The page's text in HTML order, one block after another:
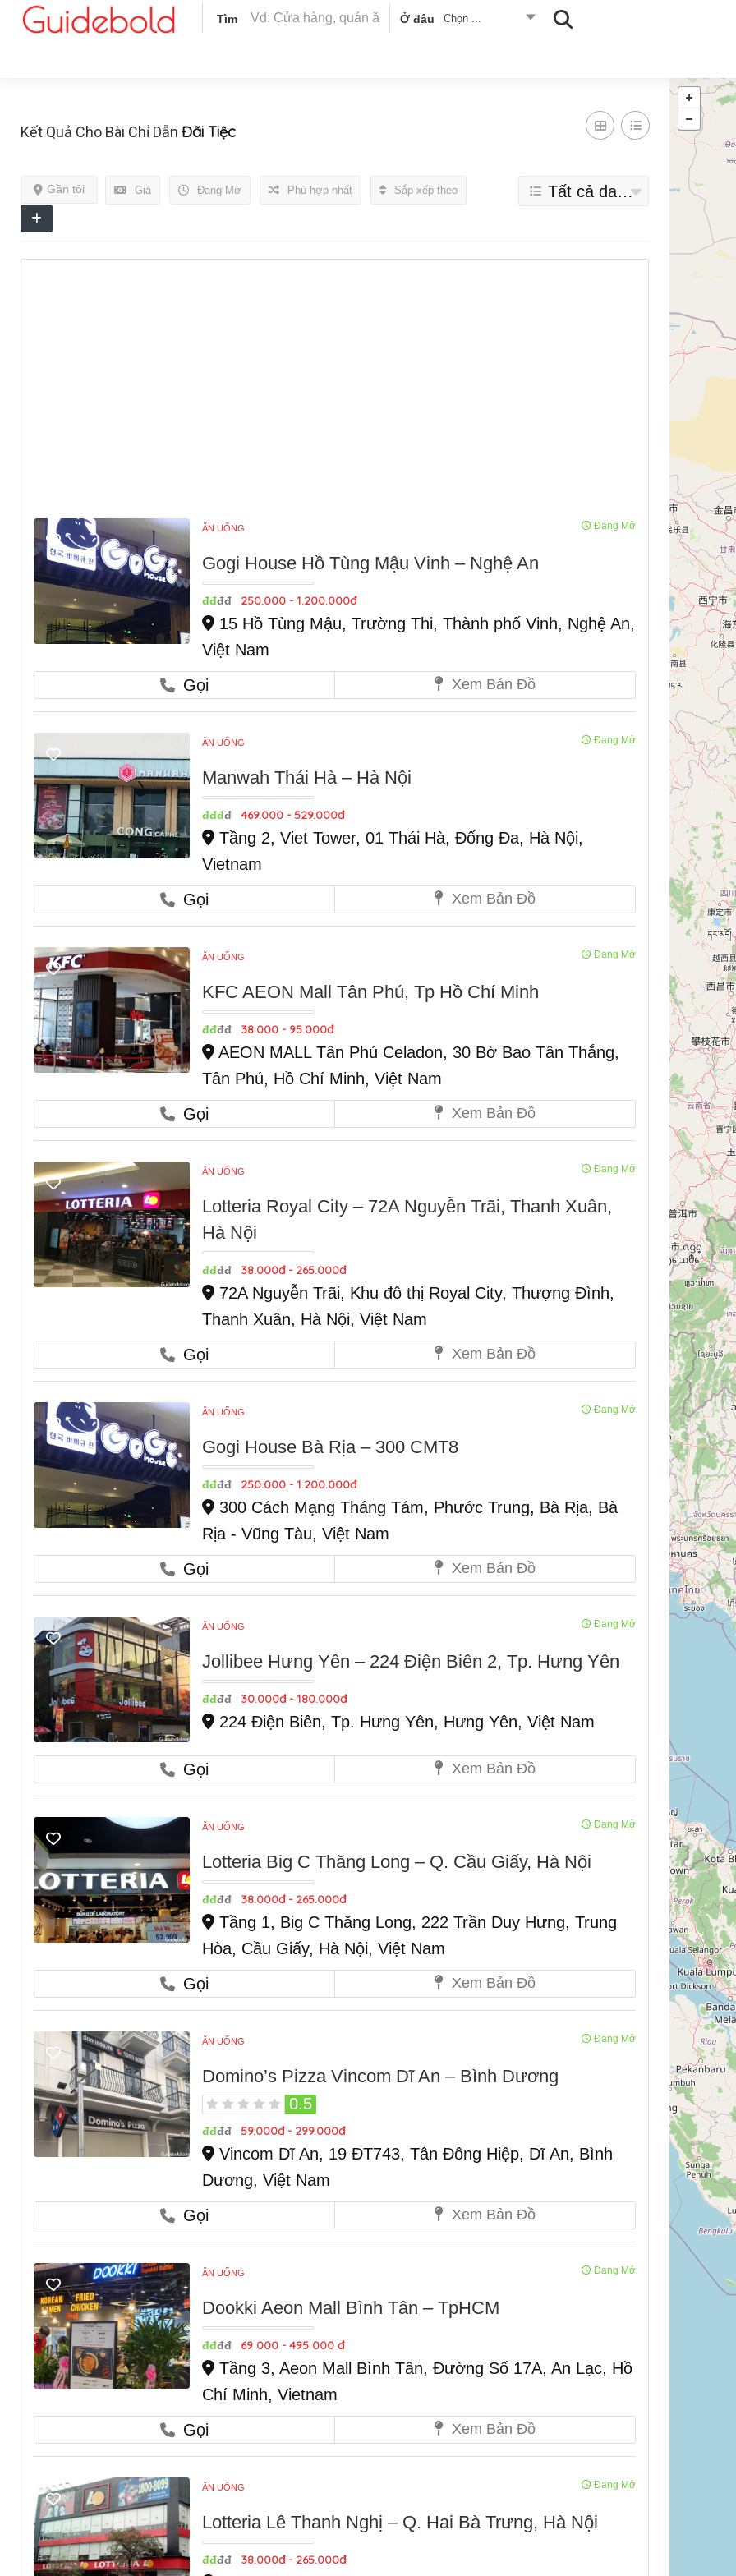
Tìm Ở đâu Chọn ...
Kết Quả Cho Bài Chỉ Dẫn Đãi Tiệc
Giá Đang Mở
Gần tôi Phù hợp nhất Sắp xếp theo Tất cả danh mục
ĂN UỐNG Đang Mở
Gogi House Hồ Tùng Mậu Vinh – Nghệ An
đđđđ 250.000 - 1.200.000đ
15 Hồ Tùng Mậu, Trường Thi, Thành phố Vinh, Nghệ An,
Việt Nam
Gọi
Xem Bản Đồ
ĂN UỐNG Đang Mở
Manwah Thái Hà – Hà Nội
đđđđ 469.000 - 529.000đ
Tầng 2, Viet Tower, 01 Thái Hà, Đống Đa, Hà Nội,
Vietnam
Gọi
Xem Bản Đồ
ĂN UỐNG Đang Mở
KFC AEON Mall Tân Phú, Tp Hồ Chí Minh
đđđđ 38.000 - 95.000đ
AEON MALL Tân Phú Celadon, 30 Bờ Bao Tân Thắng,
Tân Phú, Hồ Chí Minh, Việt Nam
Gọi
Xem Bản Đồ
ĂN UỐNG Đang Mở
Lotteria Royal City – 72A Nguyễn Trãi, Thanh Xuân,
Hà Nội
đđđđ 38.000đ - 265.000đ
72A Nguyễn Trãi, Khu đô thị Royal City, Thượng Đình,
Thanh Xuân, Hà Nội, Việt Nam
Gọi
Xem Bản Đồ
ĂN UỐNG Đang Mở
Gogi House Bà Rịa – 300 CMT8
đđđđ 250.000 - 1.200.000đ
300 Cách Mạng Tháng Tám, Phước Trung, Bà Rịa, Bà
Rịa - Vũng Tàu, Việt Nam
Gọi
Xem Bản Đồ
ĂN UỐNG Đang Mở
Jollibee Hưng Yên – 224 Điện Biên 2, Tp. Hưng Yên
đđđđ 30.000đ - 180.000đ
224 Điện Biên, Tp. Hưng Yên, Hưng Yên, Việt Nam
Gọi Xem Bản Đồ
ĂN UỐNG Đang Mở
Lotteria Big C Thăng Long – Q. Cầu Giấy, Hà Nội
đđđđ 38.000đ - 265.000đ
Tầng 1, Big C Thăng Long, 222 Trần Duy Hưng, Trung
Hòa, Cầu Giấy, Hà Nội, Việt Nam
Gọi
Xem Bản Đồ
ĂN UỐNG Đang Mở
Domino’s Pizza Vincom Dĩ An – Bình Dương
0.5
đđđđ 59.000đ - 299.000đ
Vincom Dĩ An, 19 ĐT743, Tân Đông Hiệp, Dĩ An, Bình
Dương, Việt Nam
Gọi
Xem Bản Đồ
ĂN UỐNG Đang Mở
Dookki Aeon Mall Bình Tân – TpHCM
đđđđ 69 000 - 495 000 đ
Tầng 3, Aeon Mall Bình Tân, Đường Số 17A, An Lạc, Hồ
Chí Minh, Vietnam
Gọi
Xem Bản Đồ
ĂN UỐNG Đang Mở
Lotteria Lê Thanh Nghị – Q. Hai Bà Trưng, Hà Nội
đđđđ 38.000đ - 265.000đ